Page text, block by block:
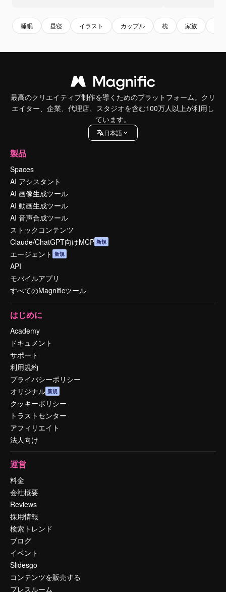
睡眠 昼寝 イラスト カップル 枕 家族
最高のクリエイティブ制作を導くためのプラットフォーム。クリ
エイター、企業、代理店、スタジオを含む100万人以上が利用し
ています。
日本語
製品
Spaces
AI アシスタント
AI 画像生成ツール
AI 動画生成ツール
AI 音声合成ツール
ストックコンテンツ
Claude/ChatGPT向けMCP 新規
エージェント 新規
API
モバイルアプリ
すべてのMagnificツール
はじめに
Academy
ドキュメント
サポート
利用規約
プライバシーポリシー
オリジナル 新規
クッキーポリシー
トラストセンター
アフィリエイト
法人向け
運営
料金
会社概要
Reviews
採用情報
検索トレンド
ブログ
イベント
Slidesgo
コンテンツを販売する
プレスルーム